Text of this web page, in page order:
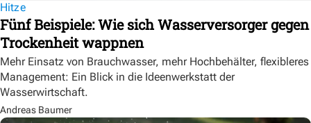
Hitze
Fünf Beispiele: Wie sich Wasserversorger gegen
Trockenheit wappnen
Mehr Einsatz von Brauchwasser, mehr Hochbehälter, flexibleres
Management: Ein Blick in die Ideenwerkstatt der
Wasserwirtschaft.
Andreas Baumer